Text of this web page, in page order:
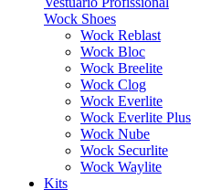
Wock Shoes
Wock Reblast
Wock Bloc
Wock Breelite
Wock Clog
Wock Everlite
Wock Everlite Plus
Wock Nube
Wock Securlite
Wock Waylite
Kits